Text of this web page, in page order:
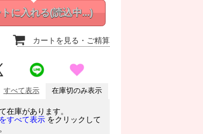
に入れる(読込中...)
カートを見る ・ご精算
すべて表示 在庫切のみ表示
在庫があります。
すべて表示 をクリックして